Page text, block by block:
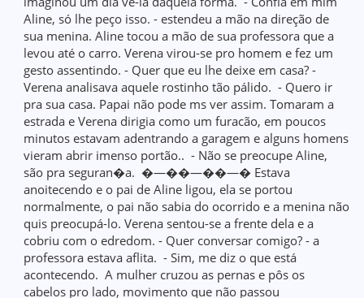
Aline, só lhe peço isso. - estendeu a mão na direção de
sua menina. Aline tocou a mão de sua professora que a
levou até o carro. Verena virou-se pro homem e fez um
gesto assentindo. - Quer que eu lhe deixe em casa? -
Verena analisava aquele rostinho tão pálido. - Quero ir
pra sua casa. Papai não pode ms ver assim. Tomaram a
estrada e Verena dirigia como um furacão, em poucos
minutos estavam adentrando a garagem e alguns homens
vieram abrir imenso portão.. - Não se preocupe Aline,
são pra seguran�a. �—��—��—� Estava
anoitecendo e o pai de Aline ligou, ela se portou
normalmente, o pai não sabia do ocorrido e a menina não
quis preocupá-lo. Verena sentou-se a frente dela e a
cobriu com o edredom. - Quer conversar comigo? - a
professora estava aflita. - Sim, me diz o que está
acontecendo. A mulher cruzou as pernas e pôs os
cabelos pro lado, movimento que não passou